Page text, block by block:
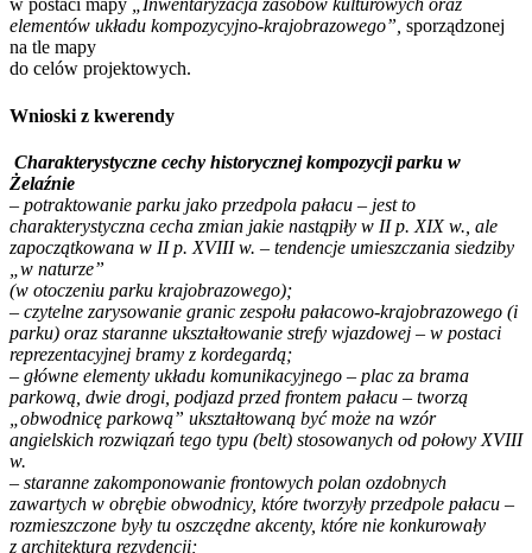
w postaci mapy
„Inwentaryzacja zasobów kulturowych oraz
elementów układu kompozycyjno-krajobrazowego”, sporządzonej
na tle mapy
do celów projektowych.
Wnioski z kwerendy
Charakterystyczne cechy historycznej kompozycji parku w
Żelaźnie
– potraktowanie parku jako przedpola pałacu – jest to
charakterystyczna cecha zmian jakie nastąpiły w II p. XIX w., ale
zapoczątkowana w II p. XVIII w. – tendencje umieszczania siedziby
„w naturze”
(w otoczeniu parku krajobrazowego);
– czytelne zarysowanie granic zespołu pałacowo-krajobrazowego (i
parku) oraz staranne ukształtowanie strefy wjazdowej – w postaci
reprezentacyjnej bramy z kordegardą;
– główne elementy układu komunikacyjnego – plac za brama
parkową, dwie drogi, podjazd przed frontem pałacu – tworzą
„obwodnicę parkową” ukształtowaną być może na wzór
angielskich rozwiązań tego typu (belt) stosowanych od połowy XVIII
w.
– staranne zakomponowanie frontowych polan ozdobnych
zawartych w obrębie obwodnicy, które tworzyły przedpole pałacu –
rozmieszczone były tu oszczędne akcenty, które nie konkurowały
z architekturą rezydencji;